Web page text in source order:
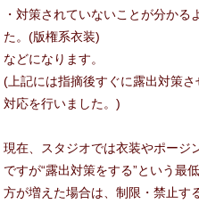
・対策されていないことが分か
た。(版権系衣装)
などになります。
(上記には指摘後すぐに露出対策
対応を行いました。)
現在、スタジオでは衣装やポージ
ですが“露出対策をする”という最
方が増えた場合は、制限・禁止す